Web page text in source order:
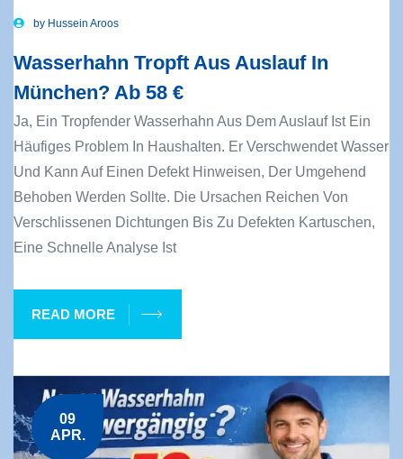
by Hussein Aroos
Wasserhahn Tropft Aus Auslauf In
München? Ab 58 €
Ja, Ein Tropfender Wasserhahn Aus Dem Auslauf Ist Ein
Häufiges Problem In Haushalten. Er Verschwendet Wasser
Und Kann Auf Einen Defekt Hinweisen, Der Umgehend
Behoben Werden Sollte. Die Ursachen Reichen Von
Verschlissenen Dichtungen Bis Zu Defekten Kartuschen,
Eine Schnelle Analyse Ist
READ MORE
09
APR.